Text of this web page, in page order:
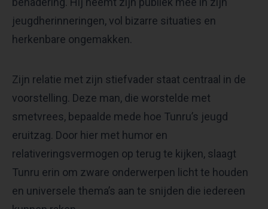
jeugdherinneringen, vol bizarre situaties en
herkenbare ongemakken.
Zijn relatie met zijn stiefvader staat centraal in de
voorstelling. Deze man, die worstelde met
smetvrees, bepaalde mede hoe Tunru’s jeugd
eruitzag. Door hier met humor en
relativeringsvermogen op terug te kijken, slaagt
Tunru erin om zware onderwerpen licht te houden
en universele thema’s aan te snijden die iedereen